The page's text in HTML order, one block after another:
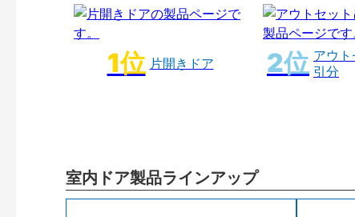
片開きドア
アウト
引分
室内ドア製品ラインアップ